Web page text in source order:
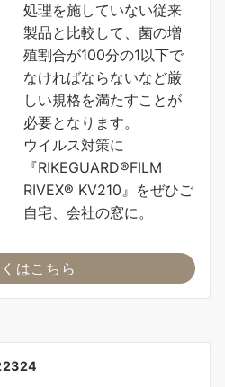
処理を施していない従来
製品と比較して、菌の増
殖割合が100分の1以下で
なければならないなど厳
しい規格を満たすことが
必要となります。
ウイルス対策に
『RIKEGUARD®FILM
RIVEX® KV210』をぜひご
自宅、会社の窓に。
はこちら